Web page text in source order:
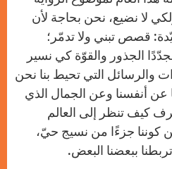
لا نضيع، نحن بحاجة لأن
قصص تبني ولا تدمّر؛
الجذور والقوّة كي نسير
والرسائل التي تحيط بنا نحن
عن أنفسنا وعن الجمال الذي
كيف تنظر إلى العالم
كوننا جزءًا من نسيج حيّ،
ببعضنا البعض.